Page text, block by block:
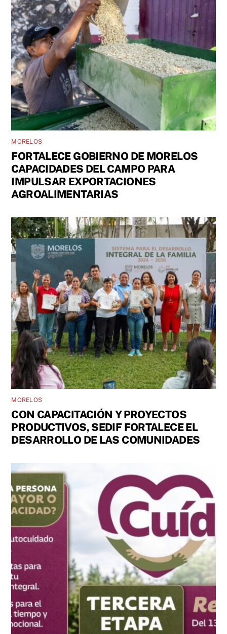
MORELOS
FORTALECE GOBIERNO DE MORELOS
CAPACIDADES DEL CAMPO PARA
IMPULSAR EXPORTACIONES
AGROALIMENTARIAS
MORELOS
CON CAPACITACIÓN Y PROYECTOS
PRODUCTIVOS, SEDIF FORTALECE EL
DESARROLLO DE LAS COMUNIDADES